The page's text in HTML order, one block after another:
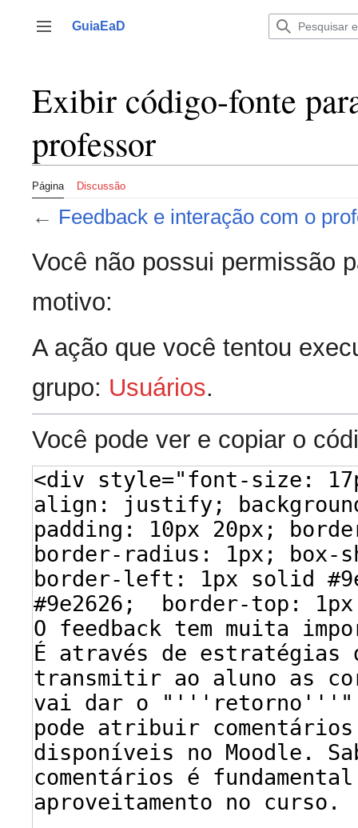
para
Alternar barra lateral
GuiaEaD
Exibir código-fonte
professor
Página Discussão
← Feedback e interação com o
Você não possui permissão
motivo:
A ação que você tentou
grupo: Usuários.
Você pode ver e copiar o